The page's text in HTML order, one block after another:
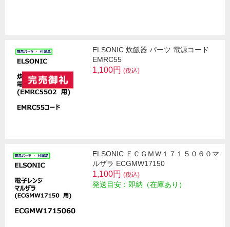
ELSONIC 炊飯器 パーツ 電源コード
EMRC55
1,100円 (税込)
ELSONIC ＥＣＧＭＷ１７１５０６０マ
ルザラ ECGMW17150
1,100円 (税込)
発送目安：即納（在庫あり）